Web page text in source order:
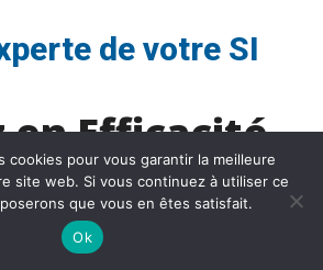
de votre SI
en Efficacité,
Occupons
cookies pour vous garantir la meilleure
site web. Si vous continuez à utiliser ce
que vous en êtes satisfait.
Ok